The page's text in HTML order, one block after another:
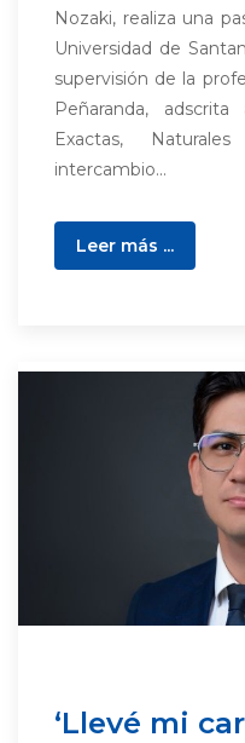
Nozaki, realiza una
Universidad de
supervisión de la
Peñaranda,
Exactas,
intercambio...
Leer más ...
‘Llevé mi